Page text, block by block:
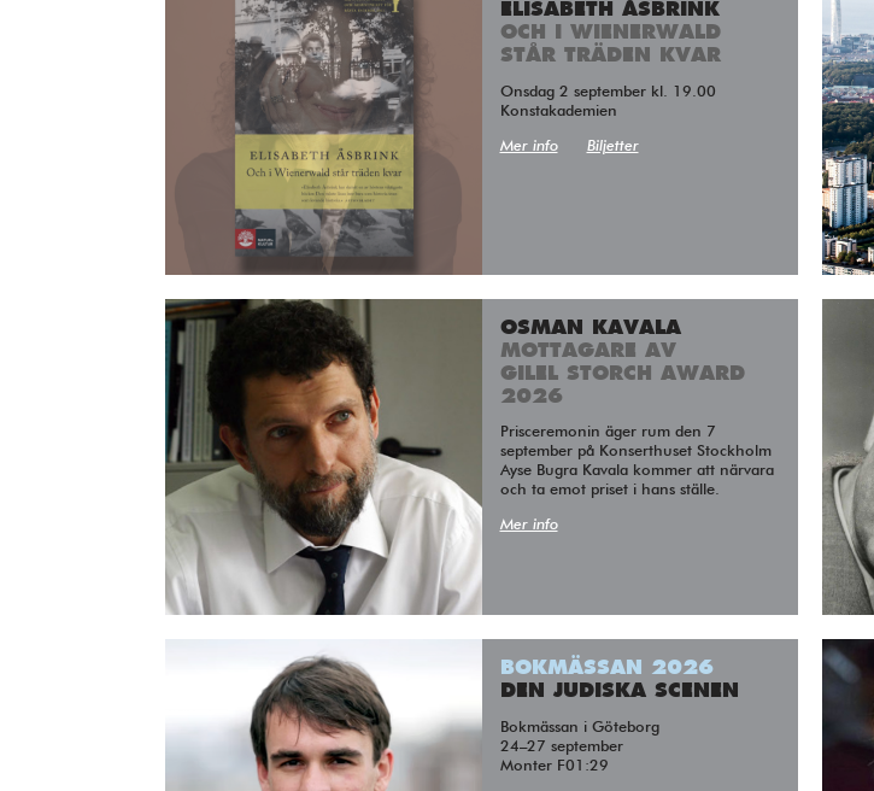
ELISABETH ÅSBRINK
OCH I WIENERWALD
STÅR TRÄDEN KVAR
Onsdag 2 september kl. 19.00
Konstakademien
Mer info Biljetter
OSMAN KAVALA
MOTTAGARE AV
GILEL STORCH AWARD
2026
Prisceremonin äger rum den 7
september på Konserthuset Stockholm
Ayse Bugra Kavala kommer att närvara
och ta emot priset i hans ställe.
Mer info
BOKMÄSSAN 2026
DEN JUDISKA SCENEN
Bokmässan i Göteborg
24–27 september
Monter F01:29